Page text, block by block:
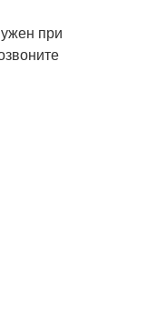
при